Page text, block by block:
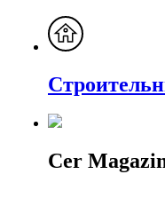
Cer